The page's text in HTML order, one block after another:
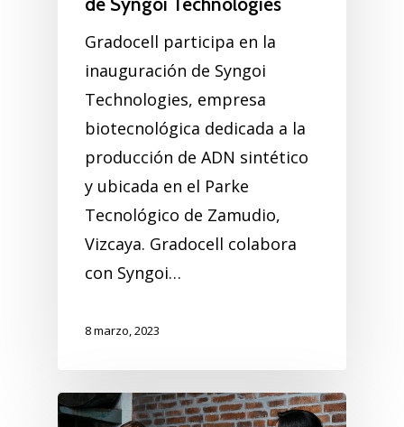
Gradocell participa en la
inauguración de Syngoi
Technologies, empresa
biotecnológica dedicada a la
producción de ADN sintético
y ubicada en el Parke
Tecnológico de Zamudio,
Vizcaya. Gradocell colabora
con Syngoi…
8 marzo, 2023